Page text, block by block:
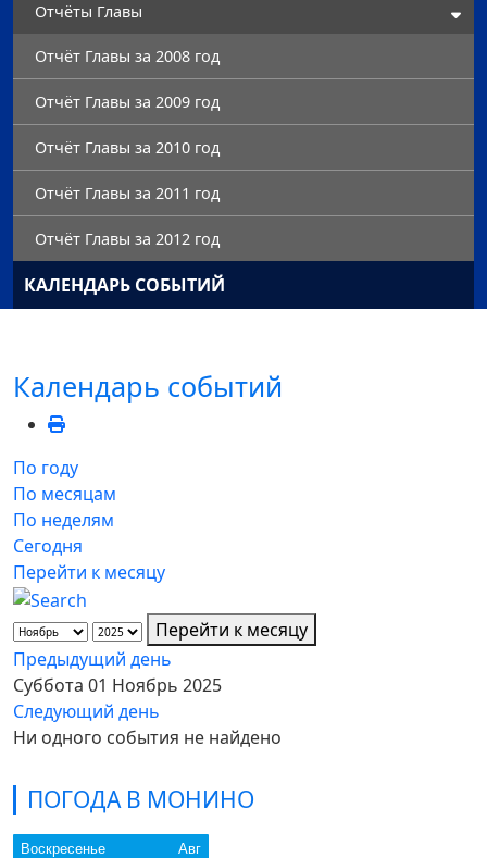
Отчёты Главы
Отчёт Главы за 2008 год
Отчёт Главы за 2009 год
Отчёт Главы за 2010 год
Отчёт Главы за 2011 год
Отчёт Главы за 2012 год
КАЛЕНДАРЬ СОБЫТИЙ
ПОГОДА В МОНИНО
Воскресенье Авг
Календарь событий
По году
По месяцам
По неделям
Сегодня
Перейти к месяцу
Перейти к месяцу
Предыдущий день
Суббота 01 Ноябрь 2025
Следующий день
Ни одного события не найдено